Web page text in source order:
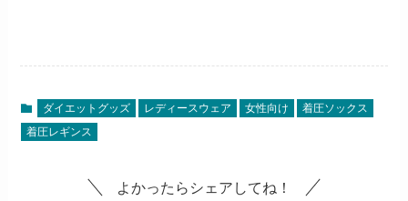
ダイエットグッズ レディースウェア 女性向け
着圧ソックス
着圧レギンス
よかったらシェアしてね！